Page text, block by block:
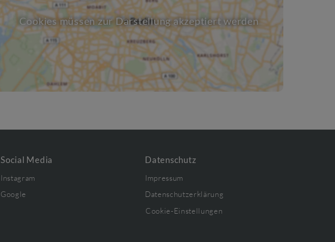
Cookies müssen zur Darstellung akzeptiert werden
Social Media
Instagram
Google
Datenschutz
Impressum
Datenschutzerklärung
Cookie-Einstellungen